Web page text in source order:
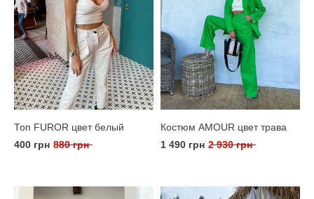
Топ FUROR цвет белый
400 грн 880 грн
Костюм AMOUR цвет трава
1 490 грн 2 930 грн